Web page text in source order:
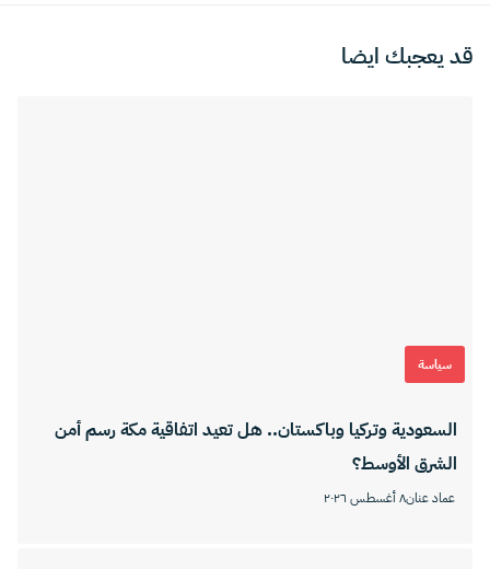
قد يعجبك ايضا
سياسة
السعودية وتركيا وباكستان.. هل تعيد اتفاقية مكة رسم أمن
الشرق الأوسط؟
عماد عنان٨ أغسطس ٢٠٢٦